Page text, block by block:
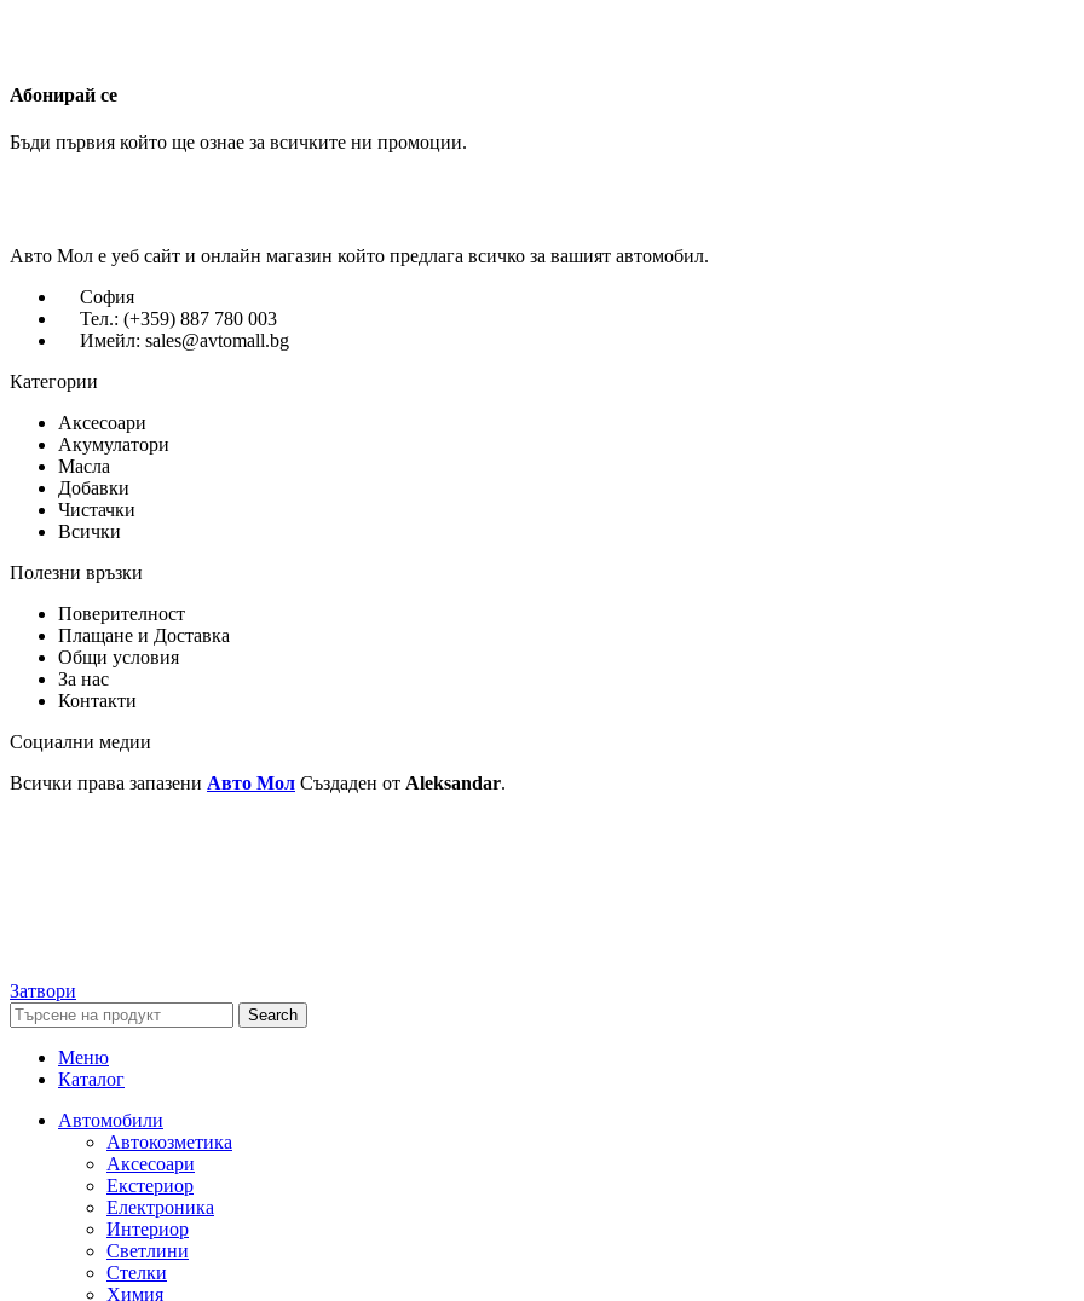
Абонирай се
Бъди първия който ще ознае за всичките ни промоции.
Авто Мол е уеб сайт и онлайн магазин който предлага всичко за вашият автомобил.
София
Тел.: (+359) 887 780 003
Имейл: sales@avtomall.bg
Категории
Аксесоари
Акумулатори
Масла
Добавки
Чистачки
Всички
Полезни връзки
Поверителност
Плащане и Доставка
Общи условия
За нас
Контакти
Социални медии
Всички права запазени Авто Мол Създаден от Aleksandar.
Затвори
Search
Меню
Каталог
Автомобили
Автокозметика
Аксесоари
Екстериор
Електроника
Интериор
Светлини
Стелки
Химия